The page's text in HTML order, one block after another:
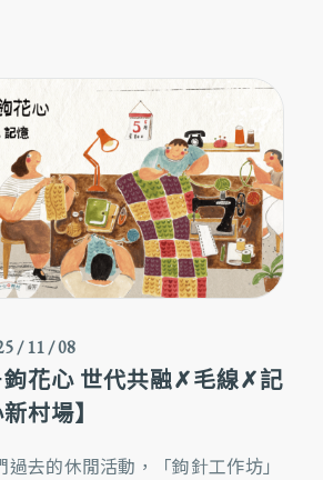
/ 11 / 08
鉤花心 世代共融✗毛線✗記
村場】
去的休閒活動，「鉤針工作坊」